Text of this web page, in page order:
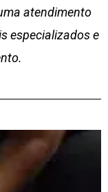
atendimento
especializados e